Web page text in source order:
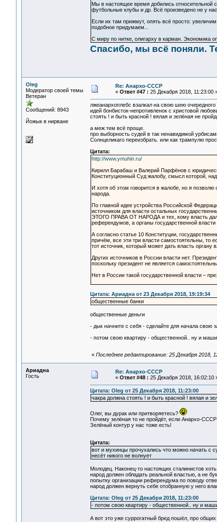
Мы в настоящее время добились относительной
футбольные клубы и др. Всё произведено не у
Если их там прижмут, опять всё просто:
подобное придумаем...
С миру по нитке, олигарху в карман. Экономика
Спасибо, мы всё поняли.
Oleg
Модератор своей темы
Ветеран
Сообщений: 8943
Йожык в нирване
Re: Анархо-СССР
« Ответ #47 : 25 Декабря 2018, 11:23:00
лжеанархоплебс взалкал на свою шею очередного
идей бонбисток-непротивленок с христовой
стоять ! и быть красной ! вялая и зелёная не
а меж тем всё проще.
про выборность судей в так ненавидимой
Солнцеликаго переизбрать. или как трампулю
Цитата:
http://www.ymuhin.ru/
Кирилл Барабаш и Валерий Парфёнов с
Конституционный Суд жалобу, смысл которой,
И хотя об этом говорится в жалобе, но я
народа.
По главной идее устройства Российской
источником для власти остальных
ЭТОГО ПРАВА ОТ НАРОДА и тех, кому власть дал
референдумов, а органы государственной
А согласно статье 10 Конституции,
причём, все эти три власти самостоятельны, то
тот источник, который может дать власть органу
Других источников в России власти нет.
поскольку президент не является
Нет в России такой государственной власти –
Цитата: Ариадна от 23 Декабря 2018, 19:19:34
общественные банки
общественные деньги
- дык начните с себя - сделайте для начала свою
- потом свою квартиру - общественной.. ну и
« Последнее редактирование: 25 Декабря 2018,
Ариадна
Гость
Re: Анархо-СССР
« Ответ #48 : 25 Декабря 2018, 16:02:10
Цитата: Oleg от 25 Декабря 2018, 11:23:00
чакра должна стоять ! и быть красной ! вялая и
Олег, вы дурак или притворяетесь?
Почему зелёная то не пройдёт, если Анархо-СССР
Зелёный контур у нас тоже есть!
Цитата:
вот и мухинцы прочухались что можно начать с
несёт никого не волнует
Молодец. Наконец-то настоящих сталинистов
народ должен обладать реальной властью, а не
попытку организации референдума по поводу
народ должен вернуть себе отобранную у него
Цитата: Oleg от 25 Декабря 2018, 11:23:00
- потом свою квартиру - общественной.. ну и
А вот это уже суррогатный бред пошёл, про